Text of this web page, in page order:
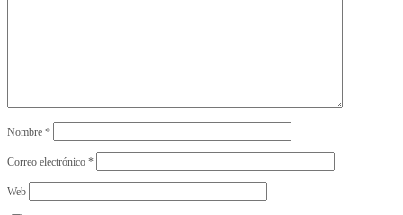
Nombre *
Correo electrónico *
Web